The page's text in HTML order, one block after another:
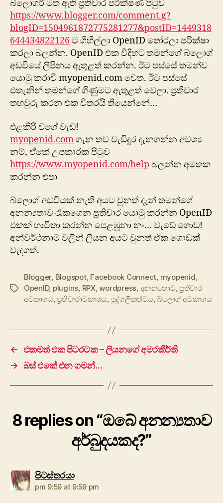
බ්ලොගර් මත ඇති ප්‍රතිචාර පරික්ෂණ පිටුව
https://www.blogger.com/comment.g?
blogID=1504961872775281277&postID=1449318
644434822126 ට ගිහිල්ලා OpenID තෝරලා පරික්ෂා
කරලා බලන්න. OpenID එක විදිහට තමන්ගේ බ්ලොග්
අඩවියේ ලිපිනය ඇතුළත් කරන්න. ඊට පස්සේ තමන්ව
යොමු කරාවි myopenid.com වෙත. ඊට පස්සේ
එතැනින් තමන්ගේ ගිණුමට ඇතුළත් වෙලා. ප්‍රතිචාර
තහවුරු කරන එක විතරයි තියෙන්නේ…
එළකිරි වගේ වැඩ!
myopenid.comගැන තව වැඩිදුර දැනගන්න අවශ්‍ය
නම්, ඒකේ උපකාරක පිටුව
https://www.myopenid.com/help බලන්න අමතක
කරන්න එපා
බ්ලොග් අඩවියක් නැති අයට වුනත් දැන් තමන්ගේ
අනන්‍යතාව රැකගෙන ප්‍රතිචාර යොමු කරන්න OpenID
එකක් භාවිතා කරන්න පෙළඹුනා නං… වැඩේ ගොඩ!
අන්වර්ථනාම වලින් ලියන අයට වුනත් ඒක ගොඩක්
වැදගත්.
Tags
Blogger, Blogspot, Facebook Connect, myopenid,
OpenID, plugins, RPX,wordpress, අනන්‍යතාව, ප්‍රතිචාර
අවකාශය,ප්‍රතිචාරාවකාශය, පුද්ගලිකත්වය,බ්ලොග් අවකාශය
← එකමත් එක පිටරටක – ලියනගේ අමරකීර්ති
→ බස් එකේ එන ගමන්…
8 replies on “ඔබේ අනන්‍යතාව
අර්බුදයකද?”
පිටස්තරයාsays:
pm 9:59 at 9:59 pm